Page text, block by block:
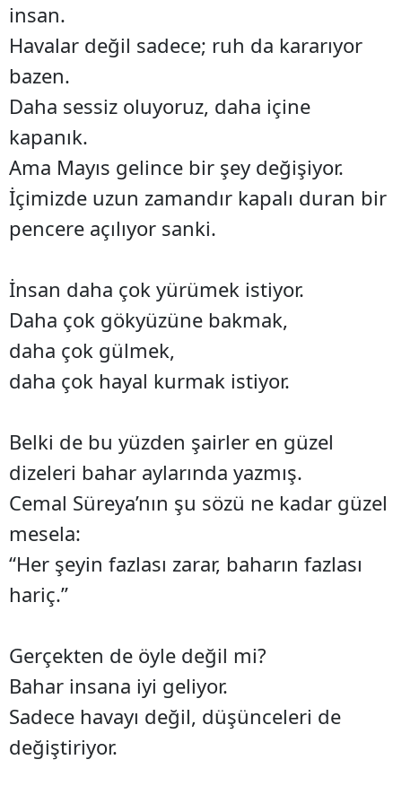
insan.
Havalar değil sadece; ruh da kararıyor
bazen.
Daha sessiz oluyoruz, daha içine
kapanık.
Ama Mayıs gelince bir şey değişiyor.
İçimizde uzun zamandır kapalı duran bir
pencere açılıyor sanki.
İnsan daha çok yürümek istiyor.
Daha çok gökyüzüne bakmak,
daha çok gülmek,
daha çok hayal kurmak istiyor.
Belki de bu yüzden şairler en güzel
dizeleri bahar aylarında yazmış.
Cemal Süreya’nın şu sözü ne kadar güzel
mesela:
“Her şeyin fazlası zarar, baharın fazlası
hariç.”
Gerçekten de öyle değil mi?
Bahar insana iyi geliyor.
Sadece havayı değil, düşünceleri de
değiştiriyor.